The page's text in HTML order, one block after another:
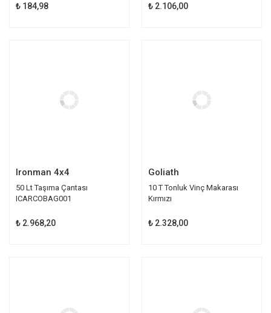
₺ 184,98 ₺ 2.106,00
Ironman 4x4
50 Lt Taşıma Çantası
ICARCOBAG001
₺ 2.968,20
Goliath
10 T Tonluk Vinç Makarası
Kırmızı
₺ 2.328,00